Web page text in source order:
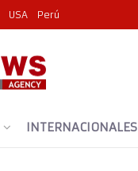
USA Perú
INTERNACIONALES